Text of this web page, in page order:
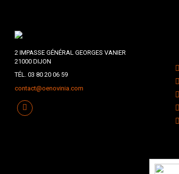
2 IMPASSE GÉNÉRAL GEORGES VANIER
21000 DIJON
TÉL. 03 80 20 06 59
contact@oenovinia.com